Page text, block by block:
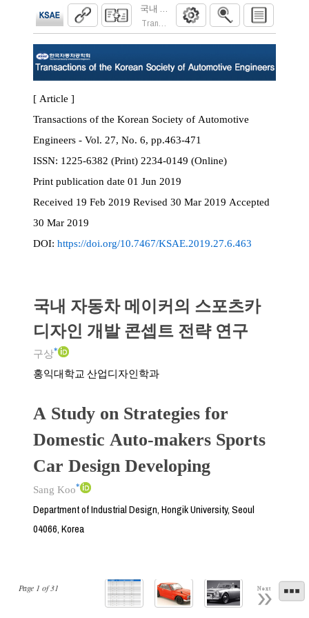
국내 자동차 메이커의 스포츠카 디자인 개
Transactions of the Korean Society of
Page 1 of31 Next
[ Article ]
Transactions of the Korean Society of Automotive
Engineers - Vol. 27, No. 6, pp.463-471
ISSN:
1225-6382 (Print) 2234-0149 (Online)
Print publication date 01 Jun 2019
Received 19 Feb 2019 Revised 30 Mar 2019 Accepted
30 Mar 2019
DOI: https://doi.org/10.7467/KSAE.2019.27.6.463
국내 자동차 메이커의 스포츠카
디자인 개발 콘셉트 전략 연구
구상*
홍익대학교 산업디자인학과
A Study on Strategies for
Domestic Auto-makers Sports
Car Design Developing
Sang Koo*
Department of Industrial Design, Hongik University, Seoul
04066, Korea